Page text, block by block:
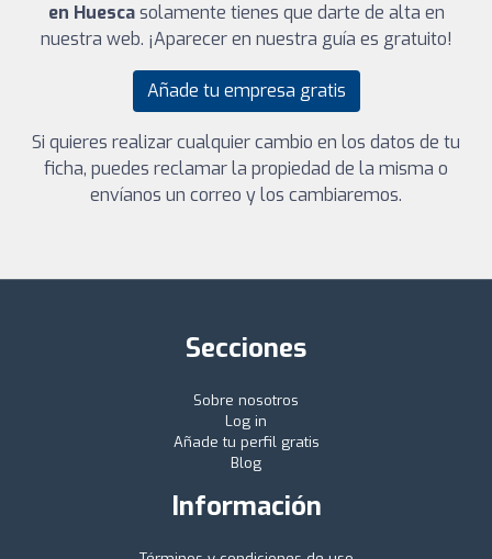
en Huescasolamente tienes que darte de alta en
nuestra web. ¡Aparecer en nuestra guía es gratuito!
Añade tu empresa gratis
Si quieres realizar cualquier cambio en los datos de tu
ficha, puedes reclamar la propiedad de la misma o
envíanos un correo y los cambiaremos.
Secciones
Sobre nosotros
Log in
Añade tu perfil gratis
Blog
Información